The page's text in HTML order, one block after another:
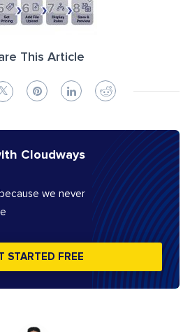
This Article
Cloudways
we never
STARTED FREE